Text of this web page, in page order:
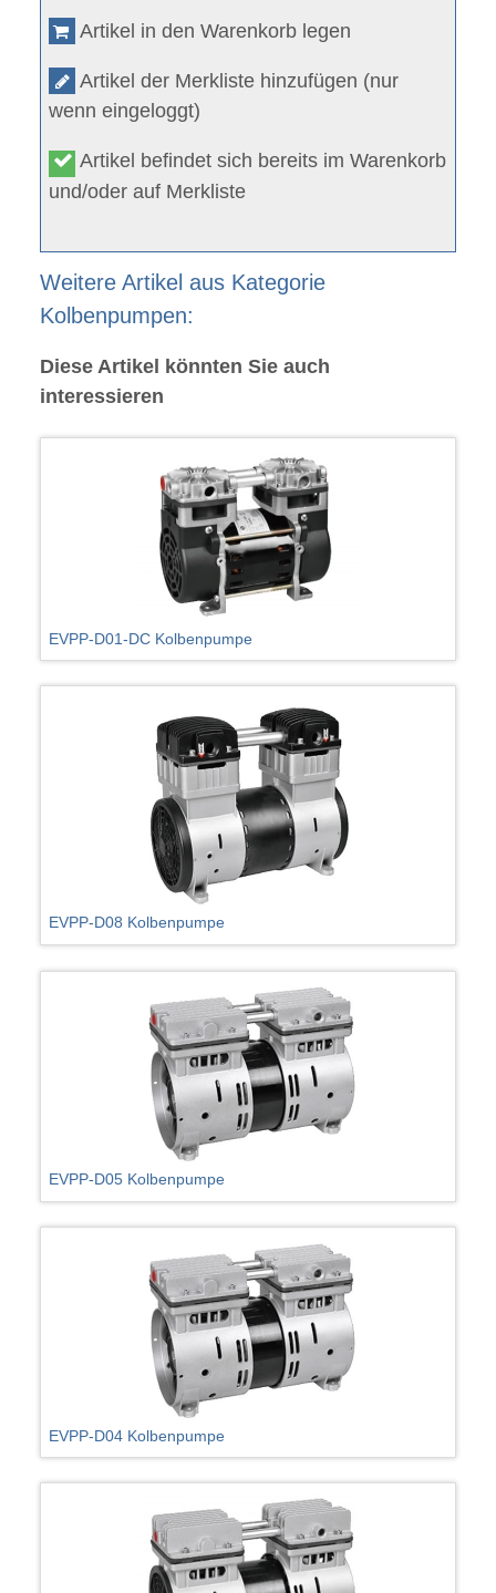
Artikel in den Warenkorb legen
Artikel der Merkliste hinzufügen (nur
wenn eingeloggt)
Artikel befindet sich bereits im Warenkorb
und/oder auf Merkliste
Weitere Artikel aus Kategorie
Kolbenpumpen:
Diese Artikel könnten Sie auch
interessieren
EVPP-D01-DC Kolbenpumpe
EVPP-D08 Kolbenpumpe
EVPP-D05 Kolbenpumpe
EVPP-D04 Kolbenpumpe